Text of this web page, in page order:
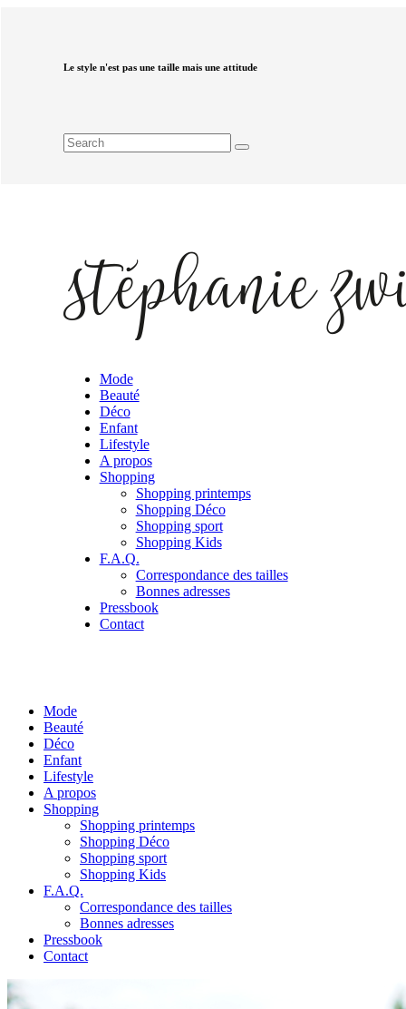
Le style n'est pas une taille mais une attitude
Mode
Beauté
Déco
Enfant
Lifestyle
A propos
Shopping
Shopping printemps
Shopping Déco
Shopping sport
Shopping Kids
F.A.Q.
Correspondance des tailles
Bonnes adresses
Pressbook
Contact
Mode
Beauté
Déco
Enfant
Lifestyle
A propos
Shopping
Shopping printemps
Shopping Déco
Shopping sport
Shopping Kids
F.A.Q.
Correspondance des tailles
Bonnes adresses
Pressbook
Contact